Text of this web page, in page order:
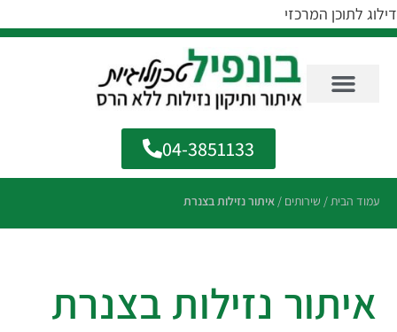
דילוג לתוכן המרכזי
04-3851133
עמוד הבית/ שירותים / איתור נזילות בצנרת
איתור נזילות בצנרת